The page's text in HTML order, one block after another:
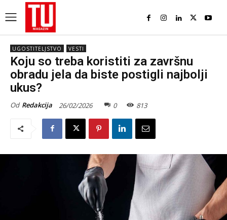
UGOSTITELJSTVO VESTI
Koju so treba koristiti za završnu
obradu jela da biste postigli najbolji
ukus?
Od Redakcija 26/02/2026 0 813